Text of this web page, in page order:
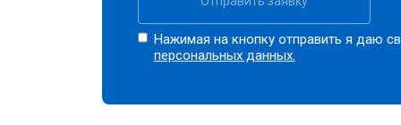
Нажимая на кнопку отправить я даю
персональных данных.